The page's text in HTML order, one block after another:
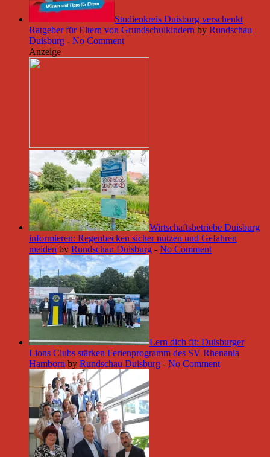
Studienkreis Duisburg verschenkt
Ratgeber für Eltern von Grundschulkindern by Rundschau
Duisburg - No Comment
Anzeige
Wirtschaftsbetriebe Duisburg
informieren: Regenbecken sicher nutzen und Gefahren
meiden by Rundschau Duisburg - No Comment
Lern dich fit: Duisburger
Lions Clubs stärken Ferienprogramm des SV Rhenania
Hamborn by Rundschau Duisburg - No Comment